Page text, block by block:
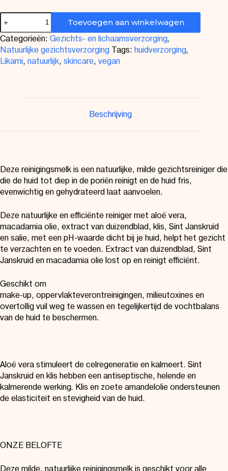
Toevoegen aan winkelwagen
Categorieën: Gezichts- en lichaamsverzorging,
Natuurlijke gezichtsverzorging Tags: huidverzorging,
Likami, natuurlijk, skincare, vegan
Beschrijving
Deze reinigingsmelk is een natuurlijke, milde gezichtsreiniger die
die de huid tot diep in de poriën reinigt en de huid fris,
evenwichtig en gehydrateerd laat aanvoelen.
Deze natuurlijke en efficiënte reiniger met aloë vera,
macadamia olie, extract van duizendblad, klis, Sint Janskruid
en salie, met een pH-waarde dicht bij je huid, helpt het gezicht
te verzachten en te voeden. Extract van duizendblad, Sint
Janskruid en macadamia olie lost op en reinigt efficiënt.
Geschikt om
make-up, oppervlakteverontreinigingen, milieutoxines en
overtollig vuil weg te wassen en tegelijkertijd de vochtbalans
van de huid te beschermen.
Aloë vera stimuleert de celregeneratie en kalmeert. Sint
Janskruid en klis hebben een antiseptische, helende en
kalmerende werking. Klis en zoete amandelolie ondersteunen
de elasticiteit en stevigheid van de huid.
ONZE BELOFTE
Deze milde, natuurlijke reinigingsmelk is geschikt voor alle